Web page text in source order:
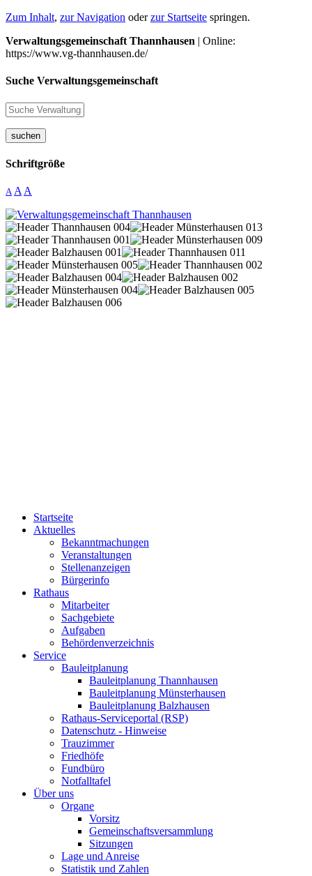
Zum Inhalt, zur Navigation oderzur Startseite springen.
Verwaltungsgemeinschaft Thannhausen | Online:
https://www.vg-thannhausen.de/
Suche Verwaltungsgemeinschaft
suchen
Schriftgröße
A A A
Startseite
Aktuelles
Bekanntmachungen
Veranstaltungen
Stellenanzeigen
Bürgerinfo
Rathaus
Mitarbeiter
Sachgebiete
Aufgaben
Behördenverzeichnis
Service
Bauleitplanung
Bauleitplanung Thannhausen
Bauleitplanung Münsterhausen
Bauleitplanung Balzhausen
Rathaus-Serviceportal (RSP)
Datenschutz - Hinweise
Trauzimmer
Friedhöfe
Fundbüro
Notfalltafel
Über uns
Organe
Vorsitz
Gemeinschaftsversammlung
Sitzungen
Lage und Anreise
Statistik und Zahlen